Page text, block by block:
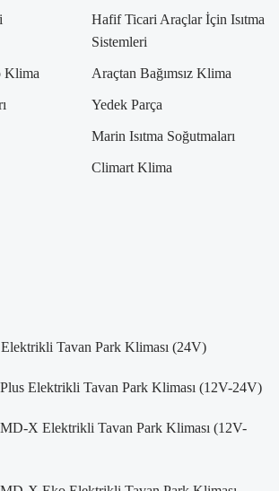
Hafif Ticari Araçlar İçin Isıtma
Sistemleri
Klima Araçtan Bağımsız Klima
Yedek Parça
Marin Isıtma Soğutmaları
Climart Klima
Tavan Park Kliması (24V)
Elektrikli Tavan Park Kliması (12V-24V)
X Elektrikli Tavan Park Kliması (12V-